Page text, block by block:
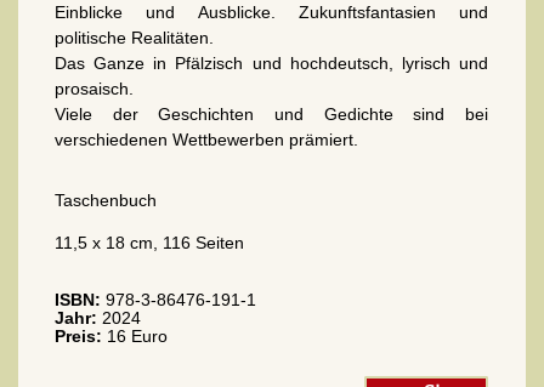
Einblicke und Ausblicke. Zukunftsfantasien und
politische Realitäten.
Das Ganze in Pfälzisch und hochdeutsch, lyrisch und
prosaisch.
Viele der Geschichten und Gedichte sind bei
verschiedenen Wettbewerben prämiert.
Taschenbuch
11,5 x 18 cm, 116 Seiten
ISBN: 978-3-86476-191-1
Jahr: 2024
Preis: 16 Euro